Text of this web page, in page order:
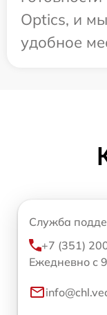
Optics, и
удобное
Служба
+7 (351)
Ежедневно с